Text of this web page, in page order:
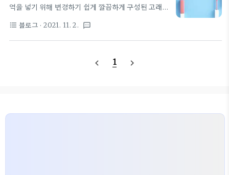
티스토리 설정으로 들어가서, 도메인 접속 정보를 업
데이트 한다. 일단 요러케 붙여두고, 검토 요청 결과를
역을 넣기 위해 변경하기 쉽게 깔끔하게 구성된 고래
참고하세요.
https://privatenote.tistory.com/28 [고래 스
고래 스킨 4.0 안내 안녕하세요. 고래의 개인 노트입
2021.11 현재 사용중인 스킨은 hELLO 스킨입니
format_list_bulleted 블로그 · 2021. 11. 2. textsms
navigate_before 1 navigate_next